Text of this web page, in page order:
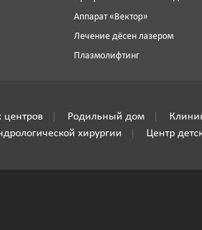
Аппарат «Вектор»
Лечение дёсен лазером
Плазмолифтинг
центров Родильный дом
хирургии Центр